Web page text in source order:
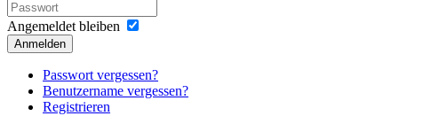
Angemeldet bleiben
Anmelden
Passwort vergessen?
Benutzername vergessen?
Registrieren